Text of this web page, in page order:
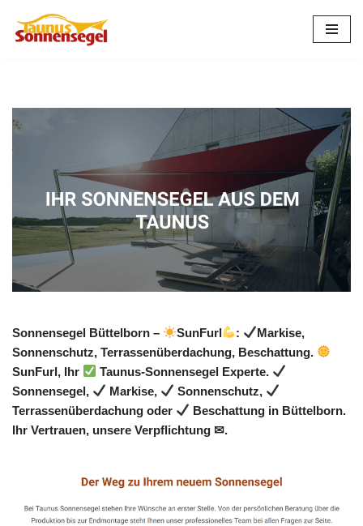
Zum
Sonnensegel Büttelborn – SunFurl :
Markise,
Sonnenschutz, Terrassenüberdachung, Beschattung.
SunFurl, Ihr
Taunus-Sonnensegel Experte.
Sonnensegel,
Markise,
Sonnenschutz,
Terrassenüberdachung oder
Beschattung in Büttelborn.
Ihr Vertrauen, unsere Verpflichtung ✉.